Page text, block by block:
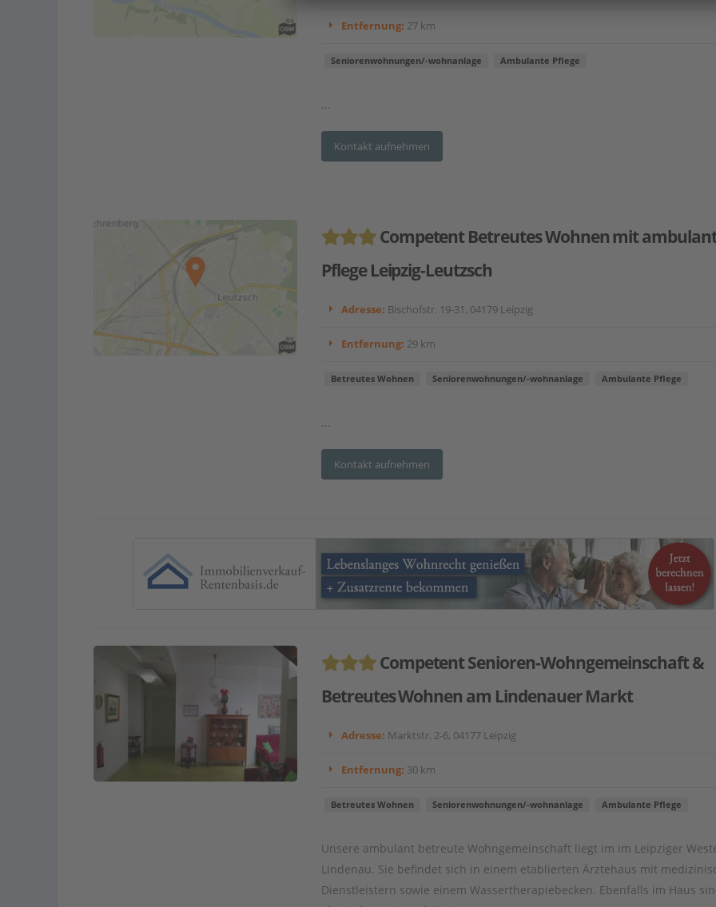
Entfernung: 27 km
Seniorenwohnungen/-wohnanlage Ambulante Pflege
...
Kontakt aufnehmen
Competent Betreutes Wohnen mit
Pflege Leipzig-Leutzsch
Adresse: Bischofstr. 19-31, 04179 Leipzig
Entfernung: 29 km
Betreutes Wohnen Seniorenwohnungen/-wohnanlage Ambulante Pflege
...
Kontakt aufnehmen
Competent Senioren-Wohngemeinschaft &
Betreutes Wohnen am Lindenauer Markt
Adresse: Marktstr. 2-6, 04177 Leipzig
Entfernung: 30 km
Betreutes Wohnen Seniorenwohnungen/-wohnanlage Ambulante Pflege
Unsere ambulant betreute Wohngemeinschaft liegt im im Leipziger
Lindenau. Sie befindet sich in einem etablierten Ärztehaus mit
Dienstleistern sowie einem Wassertherapiebecken. Ebenfalls im Haus